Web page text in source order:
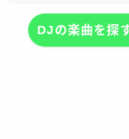
SITEMAP
DJの楽曲を探